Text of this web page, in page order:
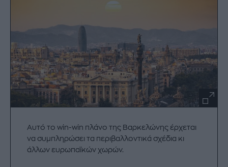
Αυτό το win-win πλάνο της Βαρκελώνης έρχεται
να συμπληρώσει τα περιβαλλοντικά σχέδια κι
άλλων ευρωπαϊκών χωρών.